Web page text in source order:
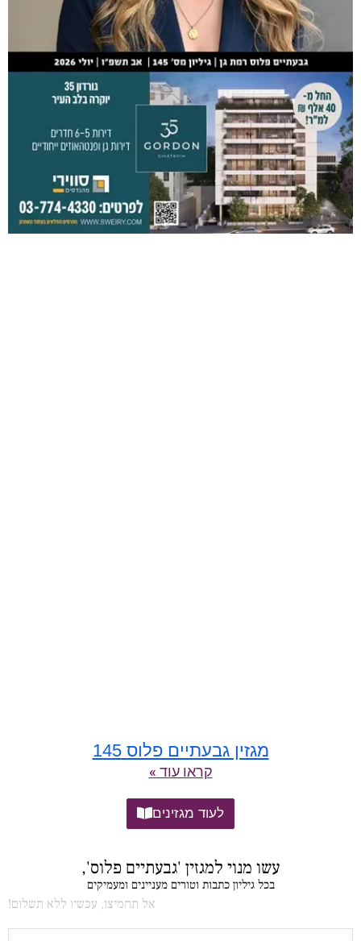
מגזין גבעתיים פלוס 145
קראו עוד »
לעוד מגזינים
עשו מנוי למגזין 'גבעתיים פלוס',
בכל גיליון כתבות וטורים מעניינים ומעמיקים
אל תחמיצו, עכשיו ללא תשלום!